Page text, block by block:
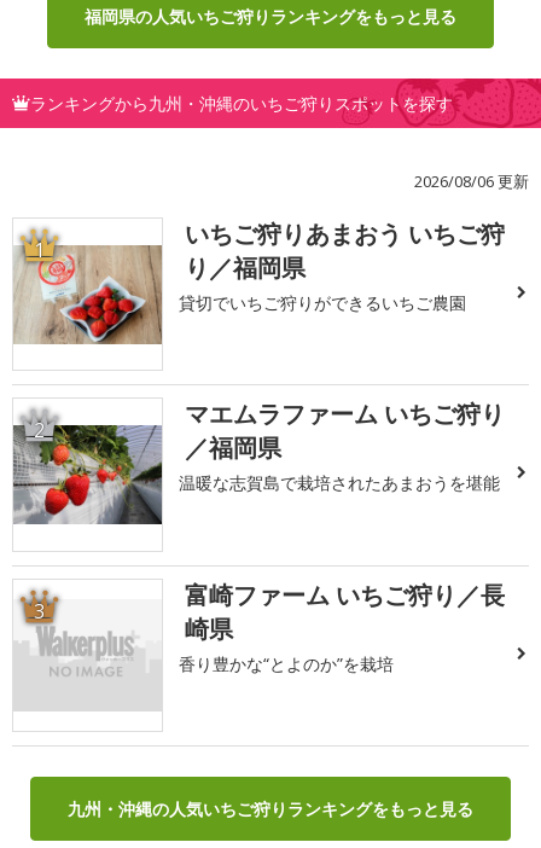
福岡県の人気いちご狩りランキングをもっと見る
ランキングから九州・沖縄のいちご狩りスポットを探す
2026/08/06 更新
1
いちご狩りあまおう いちご狩
り／福岡県
貸切でいちご狩りができるいちご農園
2
マエムラファーム いちご狩り
／福岡県
温暖な志賀島で栽培されたあまおうを堪能
3
富崎ファーム いちご狩り／長
崎県
香り豊かな“とよのか”を栽培
九州・沖縄の人気いちご狩りランキングをもっと見る